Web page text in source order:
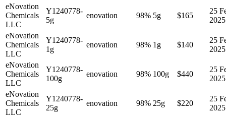
eNovation
Chemicals
LLC
Y1240778-
5g
enovation 98% 5g $165
25
2025
eNovation
Chemicals
LLC
Y1240778-
1g
enovation 98% 1g $140
25
2025
eNovation
Chemicals
LLC
Y1240778-
100g
enovation 98% 100g $440
25
2025
eNovation
Chemicals
LLC
Y1240778-
25g
enovation 98% 25g $220
25
2025